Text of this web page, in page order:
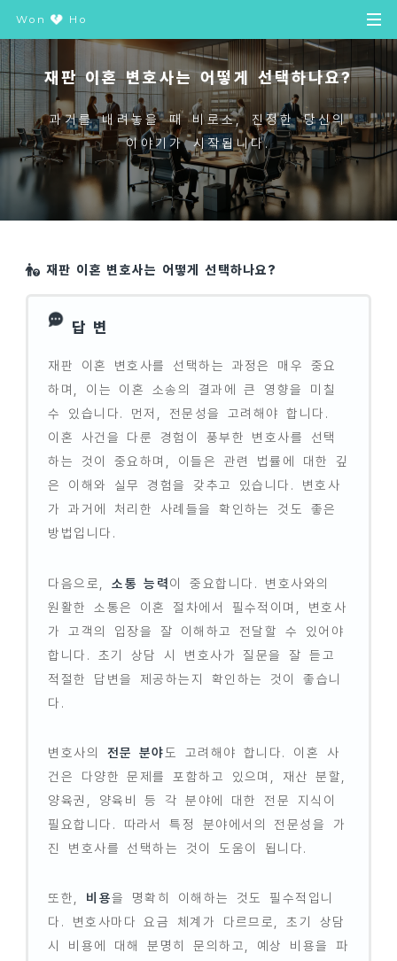
Won Ho
재판 이혼 변호사는 어떻게 선택하나요?
과거를 내려놓을 때 비로소, 진정한 당신의
이야기가 시작됩니다.
재판 이혼 변호사는 어떻게 선택하나요?
답 변
재판 이혼 변호사를 선택하는 과정은 매우 중요
하며, 이는 이혼 소송의 결과에 큰 영향을 미칠
수 있습니다. 먼저, 전문성을 고려해야 합니다.
이혼 사건을 다룬 경험이 풍부한 변호사를 선택
하는 것이 중요하며, 이들은 관련 법률에 대한 깊
은 이해와 실무 경험을 갖추고 있습니다. 변호사
가 과거에 처리한 사례들을 확인하는 것도 좋은
방법입니다.
다음으로,소통 능력이 중요합니다. 변호사와의
원활한 소통은 이혼 절차에서 필수적이며, 변호사
가 고객의 입장을 잘 이해하고 전달할 수 있어야
합니다. 초기 상담 시 변호사가 질문을 잘 듣고
적절한 답변을 제공하는지 확인하는 것이 좋습니
다.
변호사의 전문 분야도 고려해야 합니다. 이혼 사
건은 다양한 문제를 포함하고 있으며, 재산 분할,
양육권, 양육비 등 각 분야에 대한 전문 지식이
필요합니다. 따라서 특정 분야에서의 전문성을 가
진 변호사를 선택하는 것이 도움이 됩니다.
또한, 비용을 명확히 이해하는 것도 필수적입니
다. 변호사마다 요금 체계가 다르므로, 초기 상담
시 비용에 대해 분명히 문의하고, 예상 비용을 파